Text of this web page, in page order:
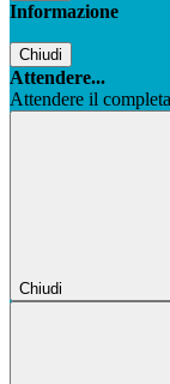
Informazione
Chiudi
Attendere...
Attendere il
Chiudi